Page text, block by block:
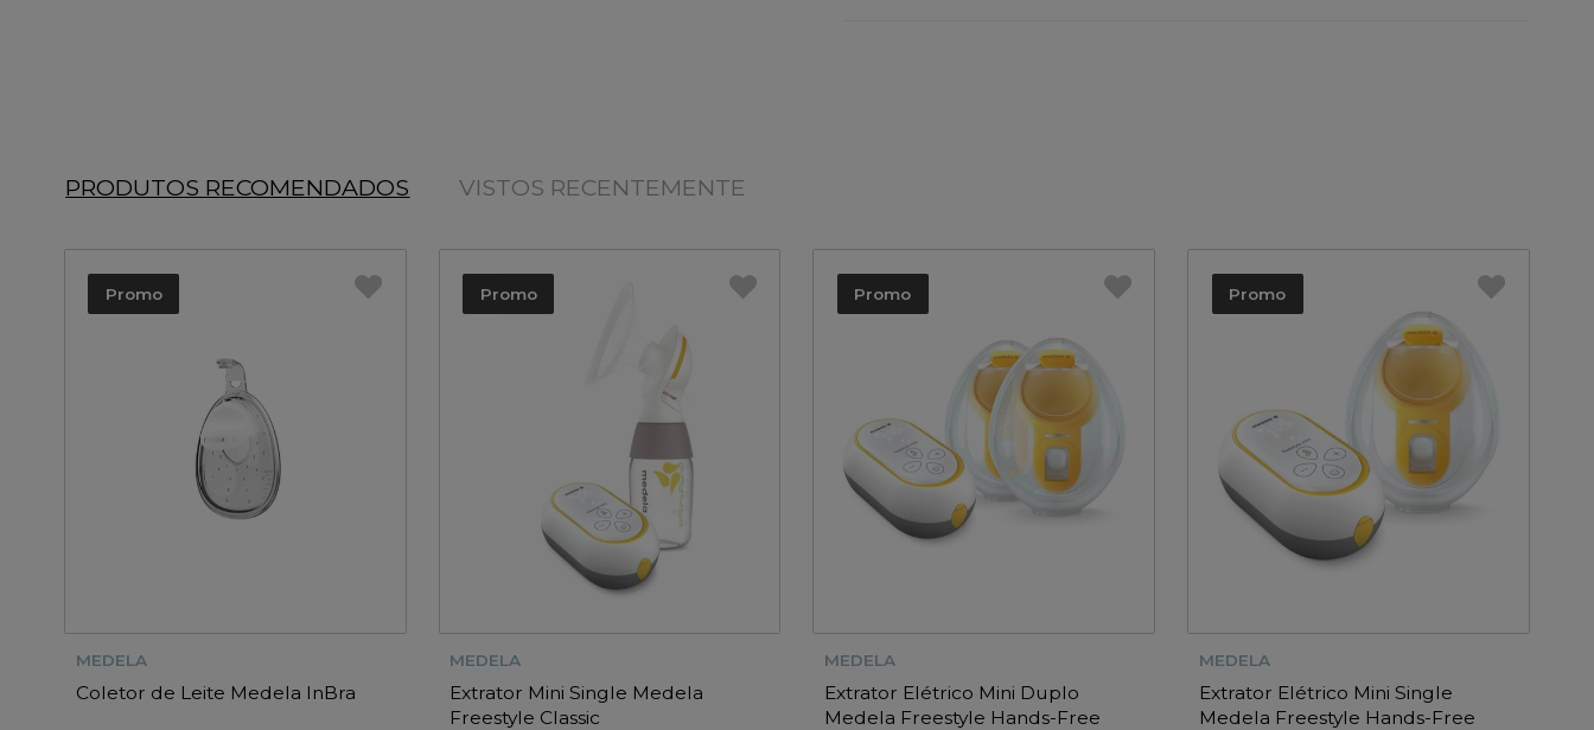
PRODUTOS RECOMENDADOS VISTOS RECENTEMENTE
Promo
MEDELA
Coletor de Leite Medela InBra
Promo
MEDELA
Extrator Mini Single Medela
Freestyle Classic
Promo
MEDELA
Extrator Elétrico Mini Duplo
Medela Freestyle Hands-Free
Promo
MEDELA
Extrator Elétrico Mini Single
Medela Freestyle Hands-Free